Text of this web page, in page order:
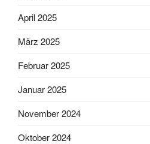
April 2025
März 2025
Februar 2025
Januar 2025
November 2024
Oktober 2024